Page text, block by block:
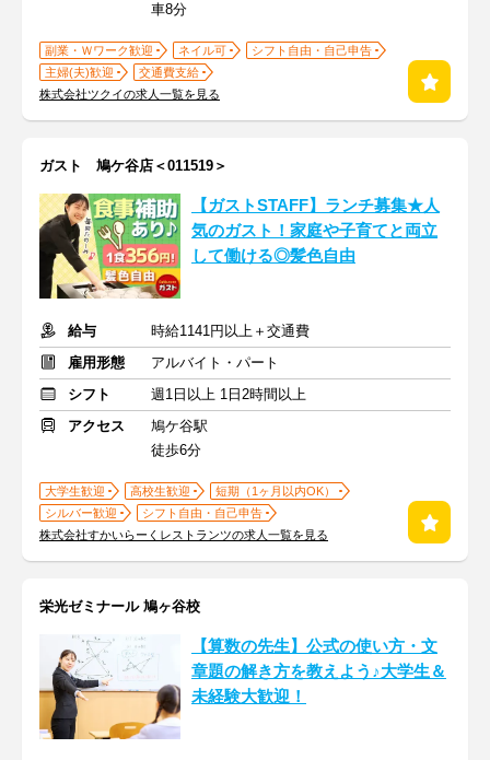
車8分
副業・Ｗワーク歓迎 ネイル可
シフト自由・自己申告
主婦(夫)歓迎
交通費支給
株式会社ツクイの求人一覧を見る
ガスト 鳩ケ谷店＜011519＞
【ガストSTAFF】ランチ募集★人
気のガスト！家庭や子育てと両立
して働ける◎髪色自由
給与
時給1141円以上＋交通費
雇用形態
アルバイト・パート
シフト
週1日以上 1日2時間以上
アクセス
鳩ケ谷駅
徒歩6分
大学生歓迎 高校生歓迎
短期（1ヶ月以内OK）
シルバー歓迎
シフト自由・自己申告
株式会社すかいらーくレストランツの求人一覧を見る
栄光ゼミナール 鳩ヶ谷校
【算数の先生】公式の使い方・文
章題の解き方を教えよう♪大学生＆
未経験大歓迎！